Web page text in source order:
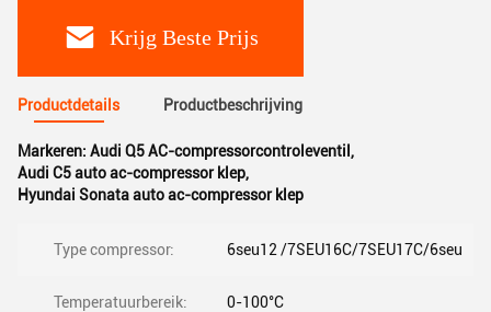
Krijg Beste Prijs
Productdetails Productbeschrijving
Markeren: Audi Q5 AC-compressorcontroleventil ,
Audi C5 auto ac-compressor klep,
Hyundai Sonata auto ac-compressor klep
Type compressor: 6seu12 /7SEU16C/7SEU17C/6seu
Temperatuurbereik: 0-100°C